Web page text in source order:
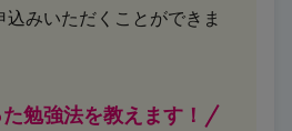
みいただくことができま
勉強法を教えます！